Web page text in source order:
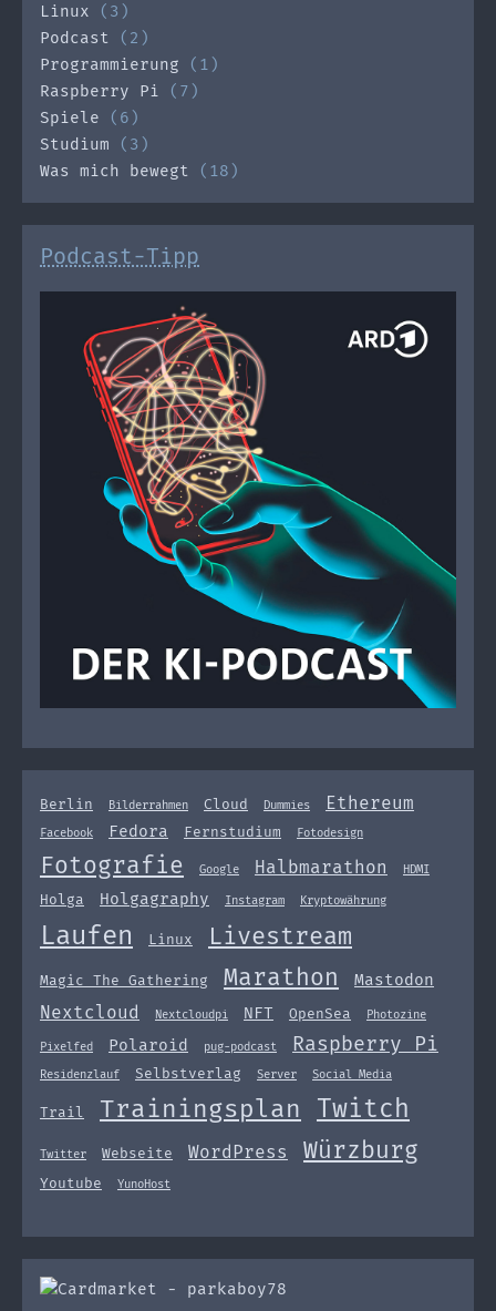
Linux (3)
Podcast (2)
Programmierung (1)
Raspberry Pi (7)
Spiele (6)
Studium (3)
Was mich bewegt (18)
Podcast-Tipp
Berlin Bilderrahmen Cloud Dummies Ethereum
Facebook Fedora Fernstudium Fotodesign
Fotografie Google Halbmarathon HDMI
Holga Holgagraphy Instagram Kryptowährung
Laufen Linux Livestream
Magic The Gathering Marathon Mastodon
Nextcloud Nextcloudpi NFT OpenSea Photozine
Pixelfed Polaroid pug-podcast Raspberry Pi
Residenzlauf Selbstverlag Server Social Media
Trail Trainingsplan Twitch
Twitter Webseite WordPress Würzburg
Youtube YunoHost